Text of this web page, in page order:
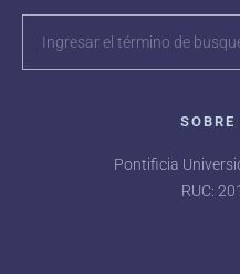
Pontificia
RUC: